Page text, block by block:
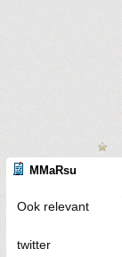
MMaRsu
Ook relevant
twitter